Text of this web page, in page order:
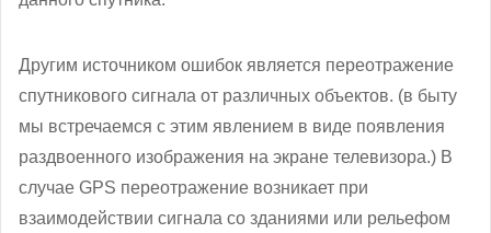
Другим источником ошибок является переотражение
спутникового сигнала от различных объектов. (в быту
мы встречаемся с этим явлением в виде появления
раздвоенного изображения на экране телевизора.) В
случае GPS переотражение возникает при
взаимодействии сигнала со зданиями или рельефом